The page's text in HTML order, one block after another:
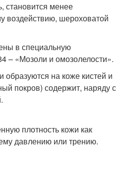
становится менее
воздействию, шероховатой
в специальную
– «Мозоли и омозолелости».
на коже кистей и
покров) содержит, наряду с
плотность кожи как
давлению или трению.